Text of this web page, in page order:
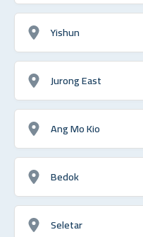
Yishun
Jurong East
Ang Mo Kio
Bedok
Seletar